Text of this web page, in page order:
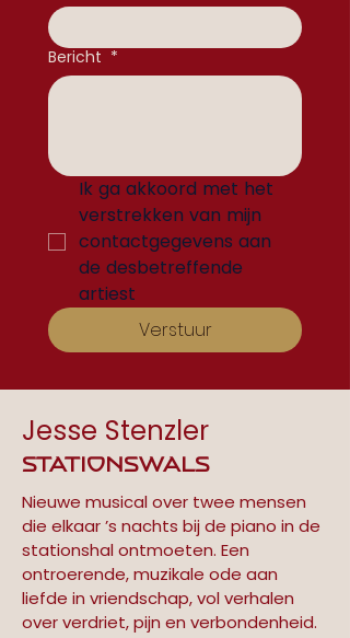
Bericht *
Ik ga akkoord met het
verstrekken van mijn
contactgegevens aan
de desbetreffende
artiest
Verstuur
Jesse Stenzler
Stationswals
Nieuwe musical over twee mensen
die elkaar ’s nachts bij de piano in de
stationshal ontmoeten. Een
ontroerende, muzikale ode aan
liefde in vriendschap, vol verhalen
over verdriet, pijn en verbondenheid.